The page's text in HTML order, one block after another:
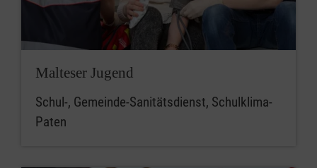
Malteser Jugend
Schul-, Gemeinde-Sanitätsdienst, Schulklima-
Paten